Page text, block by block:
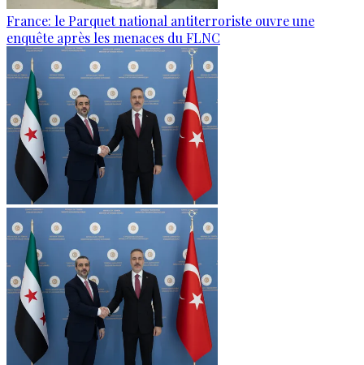
France: le Parquet national antiterroriste ouvre une
enquête après les menaces du FLNC